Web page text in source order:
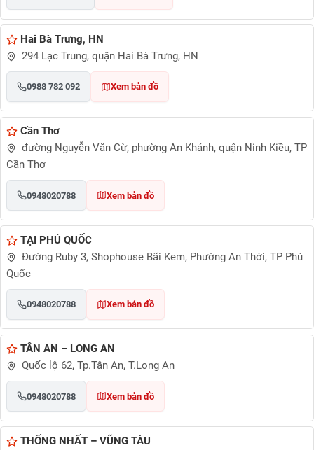
Hai Bà Trưng, HN
294 Lạc Trung, quận Hai Bà Trưng, HN
0988 782 092 Xem bản đồ
Cần Thơ
đường Nguyễn Văn Cừ, phường An Khánh, quận Ninh Kiều, TP
Cần Thơ
0948020788 Xem bản đồ
TẠI PHÚ QUỐC
Đường Ruby 3, Shophouse Bãi Kem, Phường An Thới, TP Phú
Quốc
0948020788 Xem bản đồ
TÂN AN – LONG AN
Quốc lộ 62, Tp.Tân An, T.Long An
0948020788 Xem bản đồ
THỐNG NHẤT – VŨNG TÀU